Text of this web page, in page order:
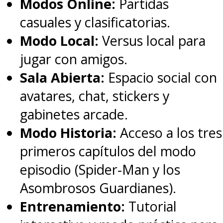
Modos Online: Partidas
casuales y clasificatorias.
Modo Local: Versus local para
jugar con amigos.
Sala Abierta: Espacio social con
avatares, chat, stickers y
gabinetes arcade.
Modo Historia: Acceso a los tres
primeros capítulos del modo
episodio (Spider-Man y los
Asombrosos Guardianes).
Entrenamiento: Tutorial